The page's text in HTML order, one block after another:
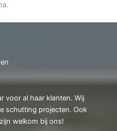
voor al haar klanten. Wij
schutting projecten. Ook
welkom bij ons!